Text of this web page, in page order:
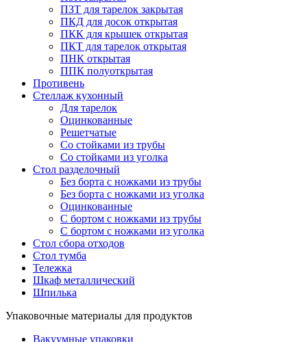
ПЗТ для тарелок закрытая
ПКД для досок открытая
ПКК для крышек открытая
ПКТ для тарелок открытая
ПНК открытая
ППК полуоткрытая
Противень
Стеллаж кухонный
Для тарелок
Оцинкованные
Решетчатые
Со стойками из трубы
Со стойками из уголка
Стол разделочный
Без борта с ножками из трубы
Без борта с ножками из уголка
Оцинкованные
С бортом с ножками из трубы
С бортом с ножками из уголка
Стол сбора отходов
Стол тумба
Тележка
Шкаф металлический
Шпилька
Упаковочные материалы для продуктов
Вакуумные упаковки